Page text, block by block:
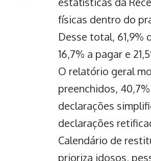
físicas dentro do
Desse total, 61,9%
16,7% a pagar e
O relatório geral
preenchidos,
declarações
declarações
Calendário de
prioriza idosos,